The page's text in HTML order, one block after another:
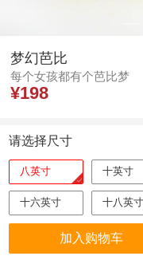
梦幻芭比
每个女孩都有个芭比梦
¥198
请选择尺寸
八英寸 十英寸
十六英寸 十八英寸
加入购物车